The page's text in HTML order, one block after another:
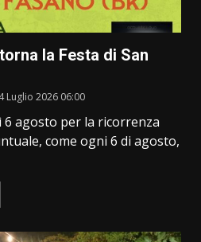
la Festa di San
Luglio 2026 06:00
agosto per la ricorrenza
come ogni 6 di agosto,